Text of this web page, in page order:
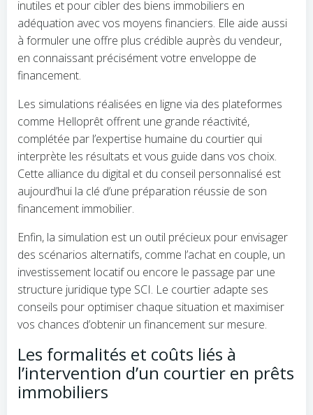
inutiles et pour cibler des biens immobiliers en
adéquation avec vos moyens financiers. Elle aide aussi
à formuler une offre plus crédible auprès du vendeur,
en connaissant précisément votre enveloppe de
financement.
Les simulations réalisées en ligne via des plateformes
comme Helloprêt offrent une grande réactivité,
complétée par l’expertise humaine du courtier qui
interprète les résultats et vous guide dans vos choix.
Cette alliance du digital et du conseil personnalisé est
aujourd’hui la clé d’une préparation réussie de son
financement immobilier.
Enfin, la simulation est un outil précieux pour envisager
des scénarios alternatifs, comme l’achat en couple, un
investissement locatif ou encore le passage par une
structure juridique type SCI. Le courtier adapte ses
conseils pour optimiser chaque situation et maximiser
vos chances d’obtenir un financement sur mesure.
Les formalités et coûts liés à
l’intervention d’un courtier en prêts
immobiliers